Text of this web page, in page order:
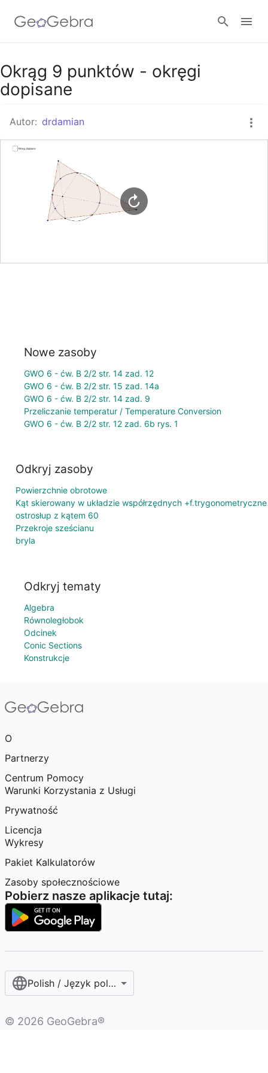
Google Classroom
Okrąg 9 punktów - okręgi
dopisane
Autor: drdamian
Nowe zasoby
GWO 6 - ćw. B 2/2 str. 14 zad. 12
GWO 6 - ćw. B 2/2 str. 15 zad. 14a
GWO 6 - ćw. B 2/2 str. 14 zad. 9
Przeliczanie temperatur / Temperature Conversion
GWO 6 - ćw. B 2/2 str. 12 zad. 6b rys. 1
Odkryj zasoby
Powierzchnie obrotowe
Kąt skierowany w układzie współrzędnych +f.trygonometryczne
ostrosłup z kątem 60
Przekroje sześcianu
bryla
Odkryj tematy
Algebra
Równoległobok
Odcinek
Conic Sections
Konstrukcje
O
Partnerzy
Centrum Pomocy
Warunki Korzystania z Usługi
Prywatność
Licencja
Wykresy
Pakiet Kalkulatorów
Zasoby społecznościowe
Pobierz nasze aplikacje tutaj:
Polish / Język polski‎
© 2026 GeoGebra®